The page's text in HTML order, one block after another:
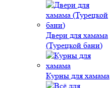
Двери для хамама
(Турецкой бани)
Курны для хамама